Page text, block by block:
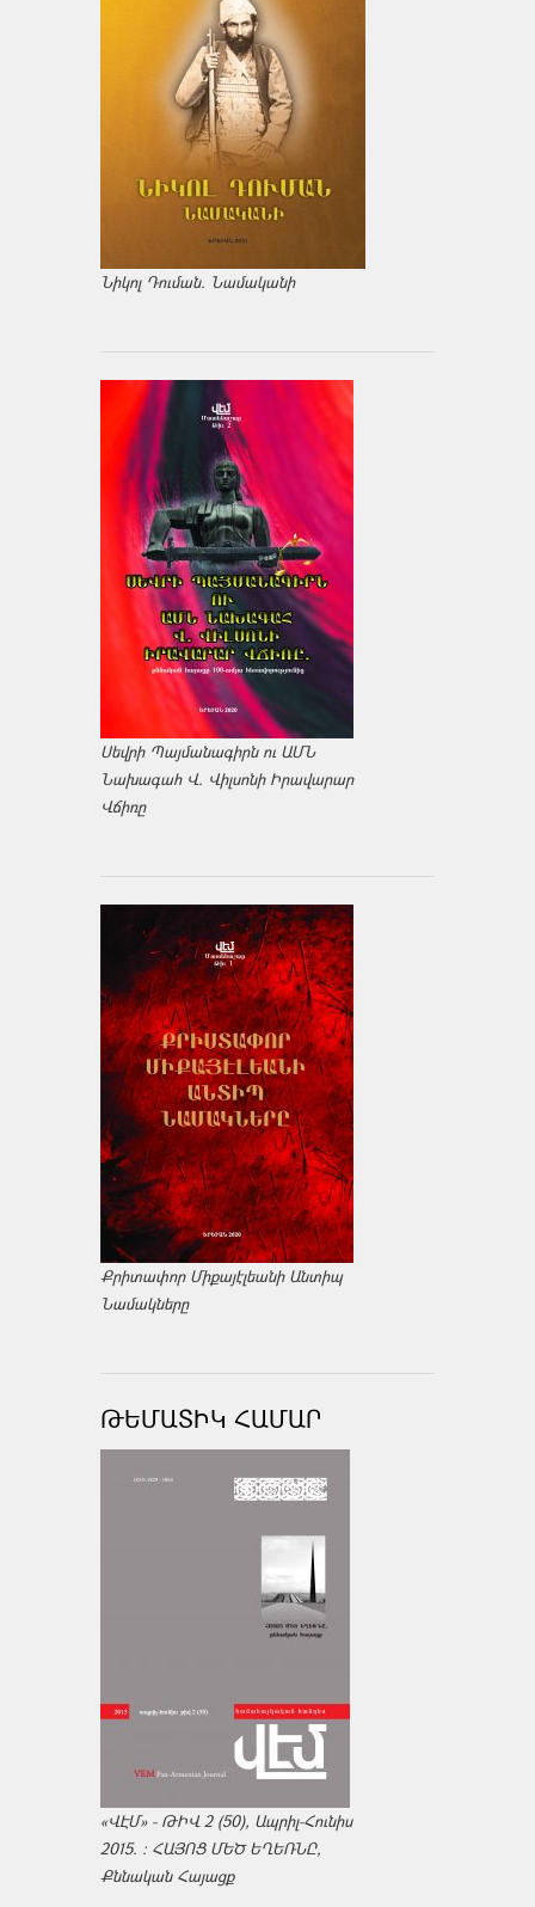
Նիկոլ Դուման. Նամականի
Սեվրի Պայմանագիրն ու ԱՄՆ
Նախագահ Վ. Վիլսոնի Իրավարար
Վճիռը
Քրիտափոր Միքայէլեանի Անտիպ
Նամակները
ԹԵՄԱՏԻԿ ՀԱՄԱՐ
«ՎԷՄ» - ԹԻՎ 2 (50), Ապրիլ-Հունիս
2015. : ՀԱՅՈՑ ՄԵԾ ԵՂԵՌՆԸ,
Քննական Հայացք